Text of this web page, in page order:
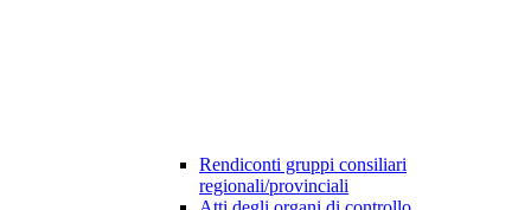
Rendiconti gruppi consiliari
regionali/provinciali